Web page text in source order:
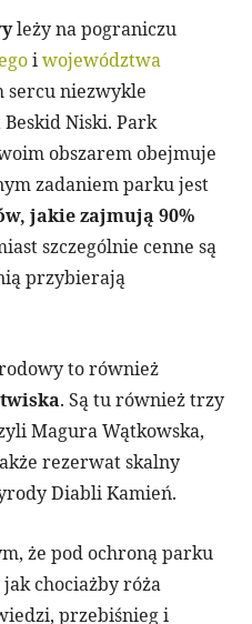
leży na pograniczu
iwojewództwa
sercu niezwykle
Niski. Park
obszarem obejmuje
zadaniem parku jest
jakie zajmują 90%
szczególnie cenne są
przybierają
to również
. Są tu również trzy
Magura Wątkowska,
rezerwat skalny
Diabli Kamień.
że pod ochroną parku
jak chociażby róża
przebiśnieg i